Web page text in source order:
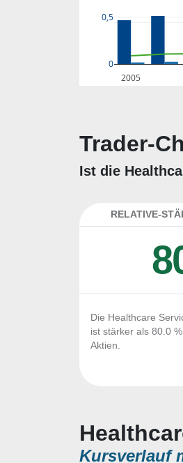
2005
0
0,5
Trader-
Ist die
RELATIVE-
Die Healthcare
ist stärker als 80.0
Aktien.
Kursverlauf